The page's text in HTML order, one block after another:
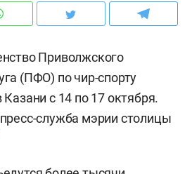
Приволжского
(ПФО) по чир-спорту
с 14 по 17 октября.
служба мэрии столицы